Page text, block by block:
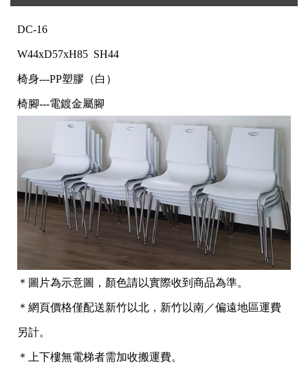
DC-16
W44xD57xH85 SH44
椅身---PP塑膠（白）
椅腳---電鍍金屬腳
＊圖片為示意圖，顏色請以實際收到商品為準。
＊網頁價格僅配送新竹以北，新竹以南／偏遠地區運費
另計。
＊上下樓無電梯者需加收搬運費。